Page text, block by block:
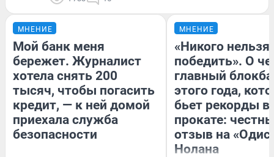
МНЕНИЕ
Мой банк меня
бережет. Журналист
хотела снять 200
тысяч, чтобы погасить
кредит, — к ней домой
приехала служба
безопасности
МНЕНИЕ
«Никого нельзя
победить». О
главный
этого года,
бьет рекорды в
прокате:
отзыв на
Нолана